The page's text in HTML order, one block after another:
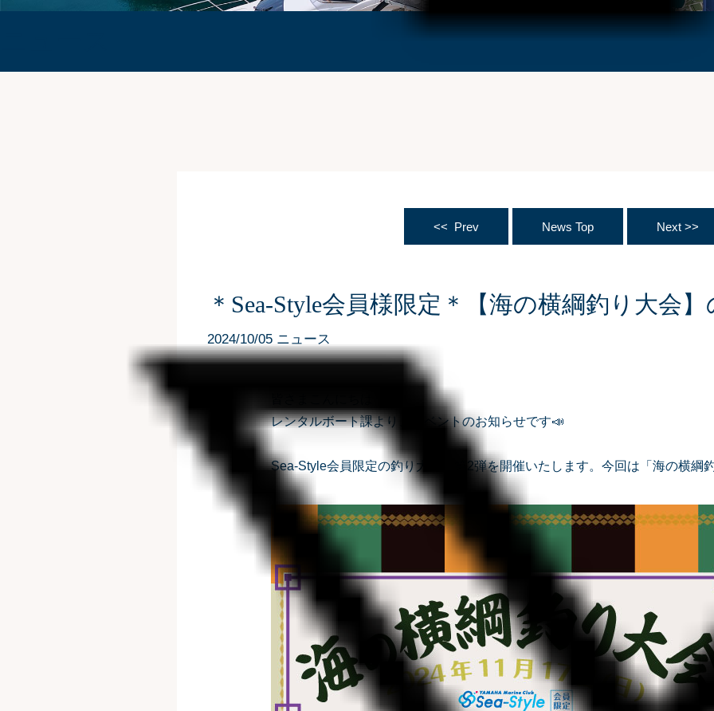
<< Prev News Top Next >>
＊Sea-Style会員様限定＊【海の横綱釣り大会
2024/10/05 ニュース
レンタルボート課より、イベントのお知らせです📣
Sea-Style会員限定の釣り大会、第2弾を開催いたします。今回は「海の横綱